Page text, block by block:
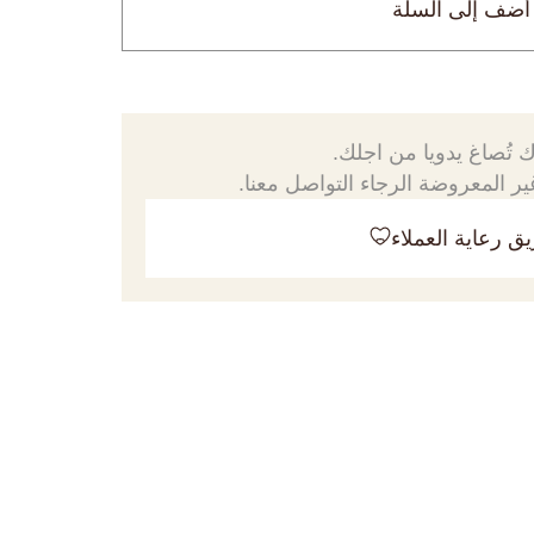
أضف إلى السلة
تُصاغ يدويا من اجلك.
المعروضة الرجاء التواصل معنا.
رعاية العملاء